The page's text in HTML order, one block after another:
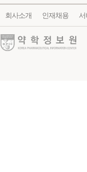
회사소개 인재채용
약학정보원